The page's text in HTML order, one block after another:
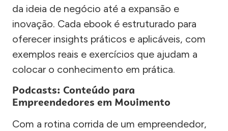
da ideia de negócio até a expansão e
inovação. Cada ebook é estruturado para
oferecer insights práticos e aplicáveis, com
exemplos reais e exercícios que ajudam a
colocar o conhecimento em prática.
Podcasts: Conteúdo para
Empreendedores em Movimento
Com a rotina corrida de um empreendedor,